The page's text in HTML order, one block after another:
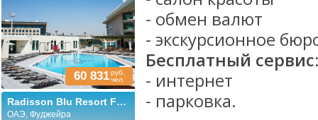
60 831руб.
чел.
Radisson Blu Resort Fujairah (ex. Jal Fujairah)
ОАЭ, Фуджейра
- обмен валют
- экскурсионное
Бесплатный сервис:
- интернет
- парковка.